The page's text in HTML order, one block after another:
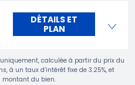
DÉTAILS ET
PLAN
calculée à partir du prix du
à un taux d’intérêt fixe de 3.25%, et
montant du bien.